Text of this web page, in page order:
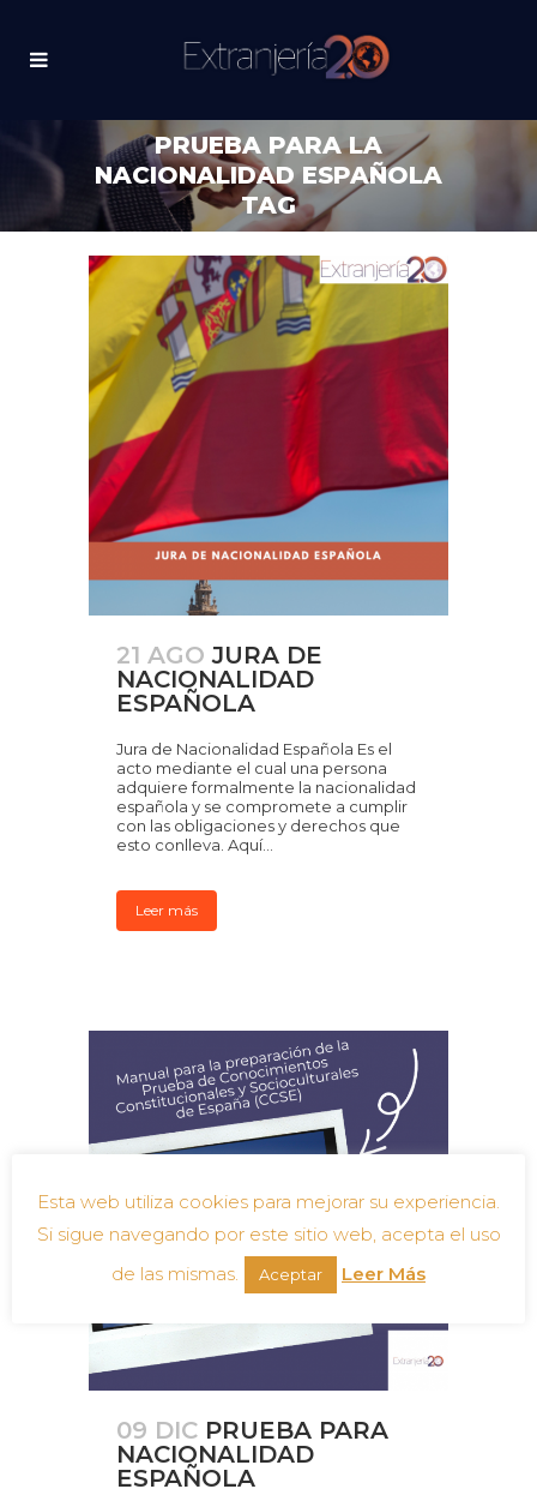
PRUEBA PARA LA
NACIONALIDAD ESPAÑOLA
TAG
21 AGO JURA DE
NACIONALIDAD
ESPAÑOLA
Jura de Nacionalidad Española Es el
acto mediante el cual una persona
adquiere formalmente la nacionalidad
española y se compromete a cumplir
con las obligaciones y derechos que
esto conlleva. Aquí...
Leer más
09 DIC PRUEBA PARA
NACIONALIDAD
ESPAÑOLA
Esta web utiliza cookies para mejorar su experiencia.
Si sigue navegando por este sitio web, acepta el uso
de las mismas.
Aceptar Leer Más